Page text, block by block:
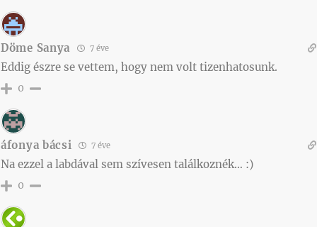
Döme Sanya 7 éve
Eddig észre se vettem, hogy nem volt tizenhatosunk.
0
áfonya bácsi 7 éve
Na ezzel a labdával sem szívesen találkoznék… :)
0